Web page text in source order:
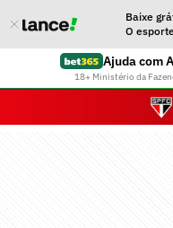
Baixe
O
Ajuda com
18+ Ministério da